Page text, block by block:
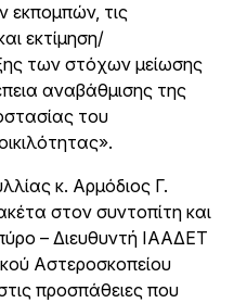
εκπομπών, τις
εκτίμηση/
των στόχων μείωσης
αναβάθμισης της
του
κ. Αρμόδιος Γ.
στον συντοπίτη και
– Διευθυντή ΙΑΑΔΕΤ
Αστεροσκοπείου
προσπάθειες που